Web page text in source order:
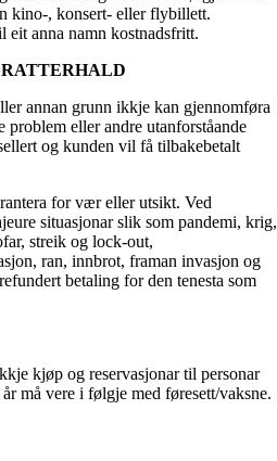
kino-, konsert- eller flybillett.
eit anna namn kostnadsfritt.
annan grunn ikkje kan gjennomføra
problem eller andre utanforståande
og kunden vil få tilbakebetalt
for vær eller utsikt. Ved
situasjonar slik som pandemi, krig,
streik og lock-out,
ran, innbrot, framan invasjon og
betaling for den tenesta som
kjøp og reservasjonar til personar
må vere i følgje med føresett/vaksne.